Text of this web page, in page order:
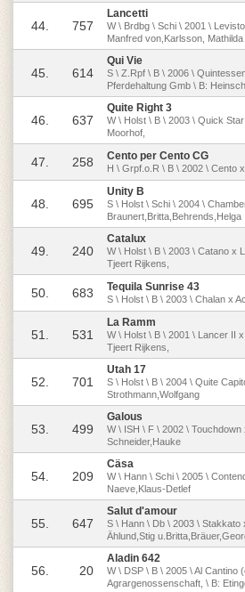
44. 757
Lancetti
W \ Brdbg \ Schi \ 2001 \
Manfred von,Karlsson, Mathilda
45. 614
Qui Vie
S \ Z.Rpf \ B \ 2006 \
Pferdehaltung Gmb \ B:
46. 637
Quite Right 3
W \ Holst \ B \ 2003 \ Quick
Moorhof,
47. 258 Cento per Cento CG
H \ Grpf.o.R \ B \ 2002 \ Cento
48. 695
Unity B
S \ Holst \ Schi \ 2004 \
Braunert,Britta,Behrends,Helga
49. 240
Catalux
W \ Holst \ B \ 2003 \ Catano x
Tjeert Rijkens,
50. 683 Tequila Sunrise 43
S \ Holst \ B \ 2003 \ Chalan x
51. 531
La Ramm
W \ Holst \ B \ 2001 \ Lancer II
Tjeert Rijkens,
52. 701
Utah 17
S \ Holst \ B \ 2004 \ Quite
Strothmann,Wolfgang
53. 499
Galous
W \ ISH \ F \ 2002 \
Schneider,Hauke
54. 209
Cäsa
W \ Hann \ Schi \ 2005 \
Naeve,Klaus-Detlef
55. 647
Salut d'amour
S \ Hann \ Db \ 2003 \
Ählund,Stig
56. 20
Aladin 642
W \ DSP \ B \ 2005 \ Al Cantino
Agrargenossenschaft, \ B: